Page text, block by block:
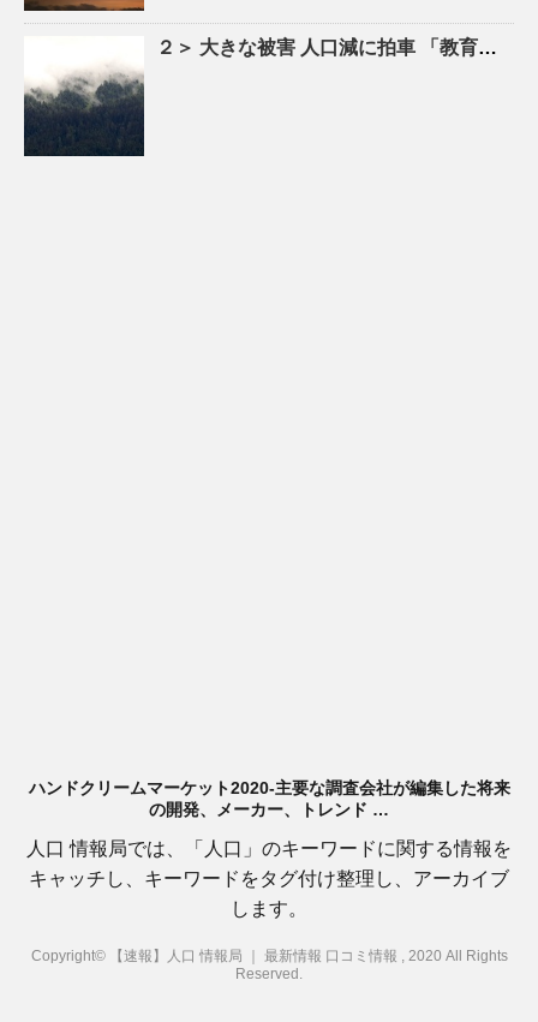
２＞ 大きな被害 人口 減に拍車 「教育のまち」で移住促進｜特集 – 苫小牧民報
ハンドクリームマーケット2020-主要な調査会社が編集した将来
の開発、メーカー、トレンド …
人口 情報局では、「人口」のキーワードに関する情報を
キャッチし、キーワードをタグ付け整理し、アーカイブ
します。
Copyright© 【速報】人口 情報局 ｜ 最新情報 口コミ情報 , 2020 All Rights
Reserved.